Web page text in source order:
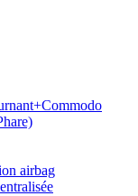
airbag